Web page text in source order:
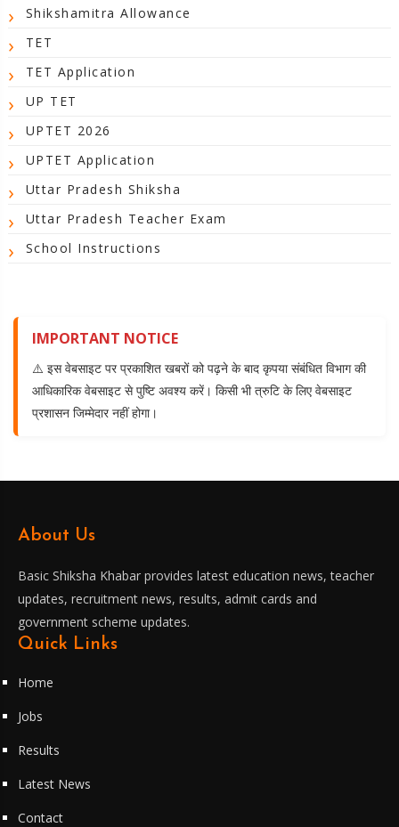
Shikshamitra Allowance
TET
TET Application
UP TET
UPTET 2026
UPTET Application
Uttar Pradesh Shiksha
Uttar Pradesh Teacher Exam
School Instructions
IMPORTANT NOTICE
⚠️ इस वेबसाइट पर प्रकाशित खबरों को पढ़ने के बाद कृपया संबंधित विभाग की
आधिकारिक वेबसाइट से पुष्टि अवश्य करें। किसी भी त्रुटि के लिए वेबसाइट
प्रशासन जिम्मेदार नहीं होगा।
About Us
Basic Shiksha Khabar provides latest education news, teacher
updates, recruitment news, results, admit cards and
government scheme updates.
Quick Links
Home
Jobs
Results
Latest News
Contact